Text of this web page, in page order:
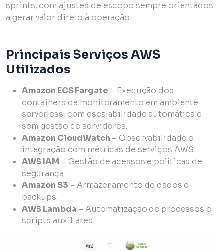
sprints, com ajustes de escopo sempre orientados
a gerar valor direto à operação.
Principais Serviços AWS
Utilizados
Amazon ECS Fargate – Execução dos
containers de monitoramento em ambiente
serverless, com escalabilidade automática e
sem gestão de servidores.
Amazon CloudWatch – Observabilidade e
integração com métricas de serviços AWS.
AWS IAM – Gestão de acessos e políticas de
segurança.
Amazon S3 – Armazenamento de dados e
backups.
AWS Lambda – Automatização de processos e
scripts auxiliares.